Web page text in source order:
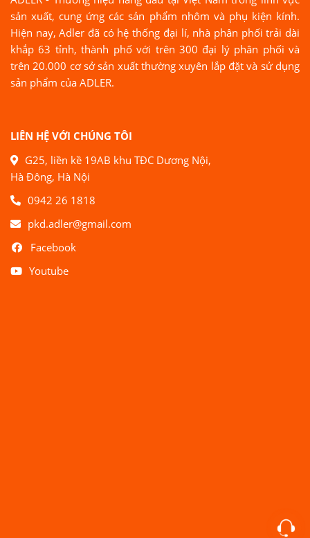
sản xuất, cung ứng các sản phẩm nhôm và phụ kiện kính.
Hiện nay, Adler đã có hệ thống đại lí, nhà phân phối trải dài
khắp 63 tỉnh, thành phố với trên 300 đại lý phân phối và
trên 20.000 cơ sở sản xuất thường xuyên lắp đặt và sử dụng
sản phẩm của ADLER.
LIÊN HỆ VỚI CHÚNG TÔI
G25, liền kề 19AB khu TĐC Dương Nội,
Hà Đông, Hà Nội
0942 26 1818
pkd.adler@gmail.com
Facebook
Youtube